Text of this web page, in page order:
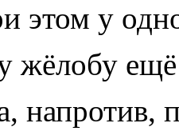
этом у
жёлобу